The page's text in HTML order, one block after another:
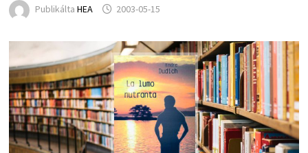
Publikálta HEA 2003-05-15